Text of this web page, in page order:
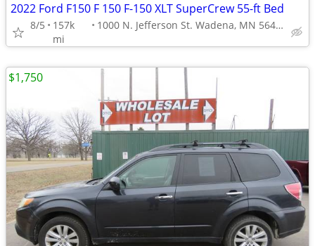
2022 Ford F150 F 150 F-150 XLT SuperCrew 55-ft Bed
8/5
157k
mi
1000 N. Jefferson St. Wadena, MN 56482
$1,750